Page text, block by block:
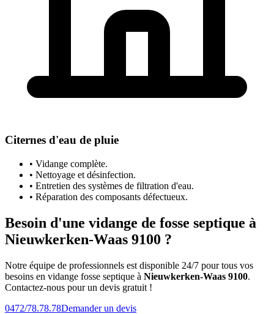
Citernes d'eau de pluie
• Vidange complète.
• Nettoyage et désinfection.
• Entretien des systèmes de filtration d'eau.
• Réparation des composants défectueux.
Besoin d'une vidange de fosse septique à
Nieuwkerken-Waas 9100 ?
Notre équipe de professionnels est disponible 24/7 pour tous vos
besoins en vidange fosse septique à Nieuwkerken-Waas 9100.
Contactez-nous pour un devis gratuit !
0472/78.78.78Demander un devis